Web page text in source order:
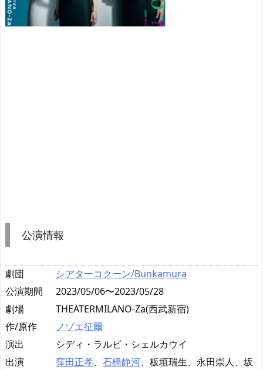
公演情報
劇団
シアターコクーン/Bunkamura
公演期間
2023/05/06〜2023/05/28
劇場
THEATERMILANO-Za(西武新宿)
作/原作
ノゾエ征爾
演出
シディ・ラルビ・シェルカウイ
出演
窪田正孝、 石橋静河、板垣瑞生、永田崇人、坂